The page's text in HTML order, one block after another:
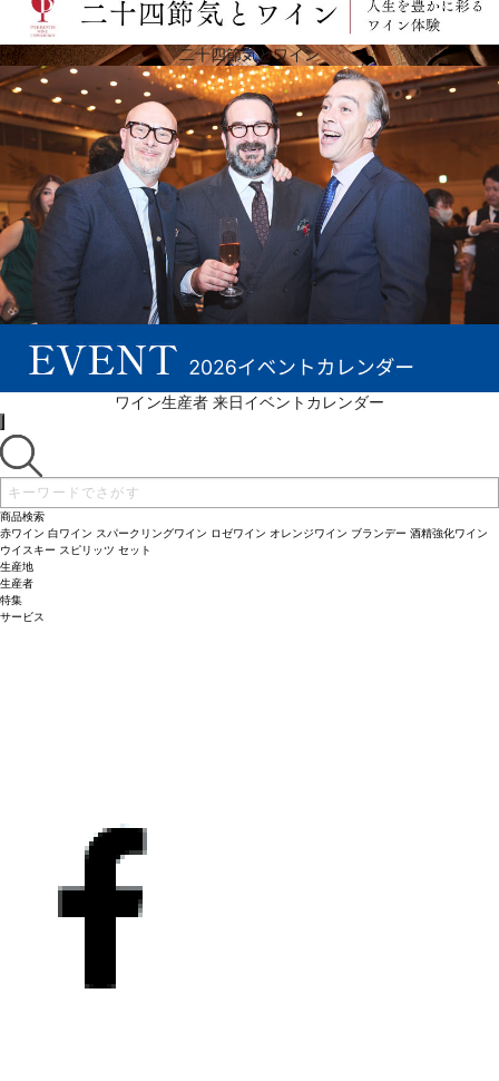
続きを表示 ▼
二十四節気とワイン
ワイン生産者 来日イベントカレンダー
商品検索
赤ワイン 白ワイン スパークリングワイン ロゼワイン オレンジワイン ブランデー 酒精強化ワイン
ウイスキー スピリッツ セット
生産地
生産者
特集
サービス